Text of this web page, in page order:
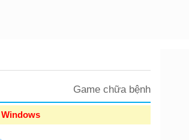
Game chữa bệnh
Windows